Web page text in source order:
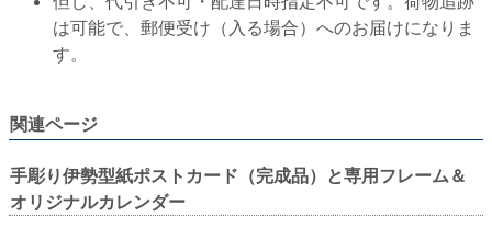
は可能で、郵便受け（入る場合）へのお届けになりま
す。
関連ページ
手彫り伊勢型紙ポストカード（完成品）と専用フレーム＆
オリジナルカレンダー